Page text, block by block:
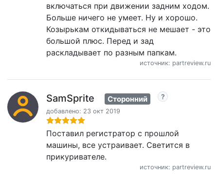
включаться при движении задним ходом.
Больше ничего не умеет. Ну и хорошо.
Козырькам откидываться не мешает - это
большой плюс. Перед и зад
раскладывает по разным папкам.
источник: partreview.ru
SamSprite Сторонний
добавлено: 23 окт 2019
Поставил регистратор с прошлой
машины, все устраивает. Светится в
прикуривателе.
источник: partreview.ru